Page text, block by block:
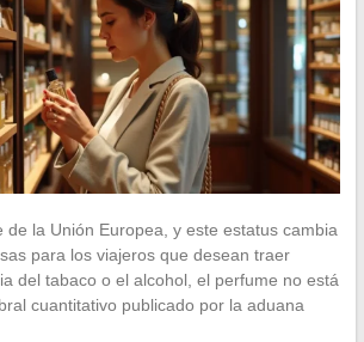
de la Unión Europea, y este estatus cambia
para los viajeros que desean traer
del tabaco o el alcohol, el perfume no está
cuantitativo publicado por la aduana